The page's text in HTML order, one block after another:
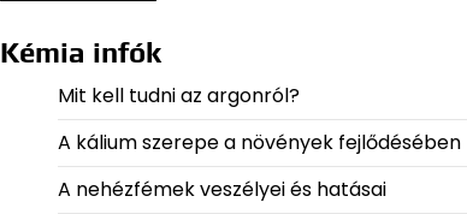
Kémia infók
Mit kell tudni az argonról?
A kálium szerepe a növények fejlődésében
A nehézfémek veszélyei és hatásai